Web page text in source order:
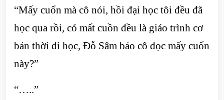
“Mấy cuốn mà cô nói, hồi đại học tôi đều đã
học qua rồi, có mất cuồn đều là giáo trình cơ
bản thời đi học, Đỗ Sâm bảo cô đọc mấy cuốn
này?”
“…..”